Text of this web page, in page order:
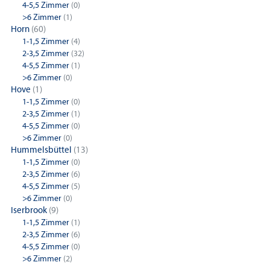
4-5,5 Zimmer (0)
>6 Zimmer (1)
Horn (60)
1-1,5 Zimmer (4)
2-3,5 Zimmer (32)
4-5,5 Zimmer (1)
>6 Zimmer (0)
Hove (1)
1-1,5 Zimmer (0)
2-3,5 Zimmer (1)
4-5,5 Zimmer (0)
>6 Zimmer (0)
Hummelsbüttel (13)
1-1,5 Zimmer (0)
2-3,5 Zimmer (6)
4-5,5 Zimmer (5)
>6 Zimmer (0)
Iserbrook (9)
1-1,5 Zimmer (1)
2-3,5 Zimmer (6)
4-5,5 Zimmer (0)
>6 Zimmer (2)